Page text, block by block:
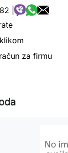
|
za firmu